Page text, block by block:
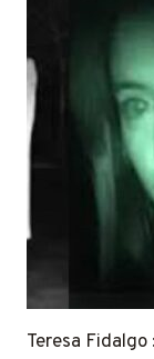
Teresa